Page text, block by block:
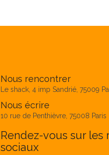
Nous rencontrer
Le shack, 4 imp Sandrié, 75009
Nous écrire
10 rue de Penthièvre, 75008 Paris
Rendez-vous sur les
sociaux